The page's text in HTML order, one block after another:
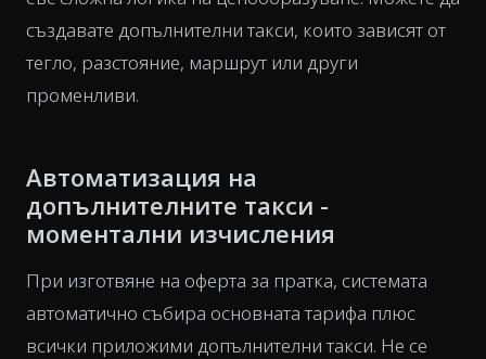
създавате допълнителни такси, които зависят от
тегло, разстояние, маршрут или други
променливи.
Автоматизация на
допълнителните такси -
моментални изчисления
При изготвяне на оферта за пратка, системата
автоматично събира основната тарифа плюс
всички приложими допълнителни такси. Не се